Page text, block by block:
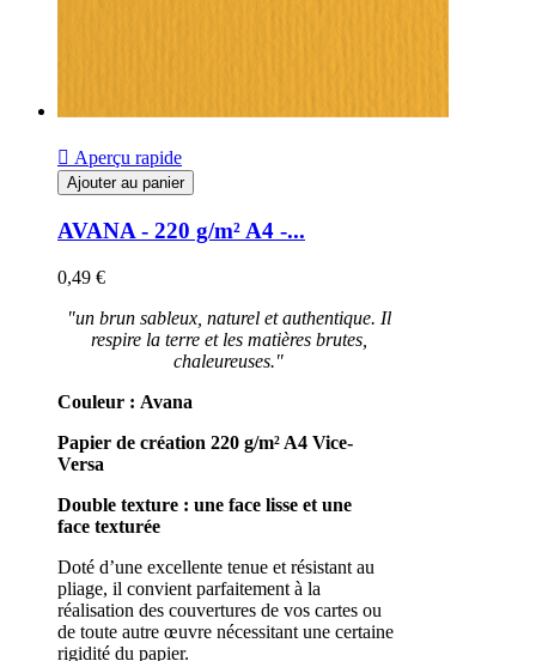
 Aperçu rapide
Ajouter au panier
AVANA - 220 g/m² A4 -...
0,49 €
"un brun sableux, naturel et authentique. Il
respire la terre et les matières brutes,
chaleureuses."
Couleur : Avana
Papier de création 220 g/m² A4 Vice-
Versa
Double texture : une face lisse et une
face texturée
Doté d’une excellente tenue et résistant au
pliage, il convient parfaitement à la
réalisation des couvertures de vos cartes ou
de toute autre œuvre nécessitant une certaine
rigidité du papier.